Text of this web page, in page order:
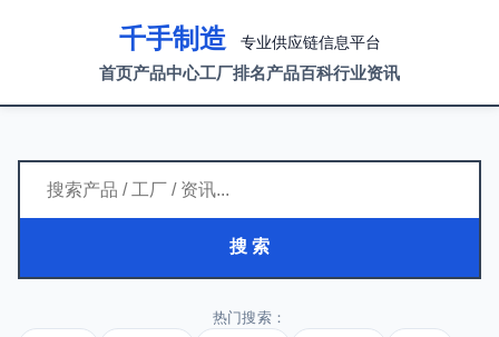
千手制造 专业供应链信息平台
首页产品中心工厂排名产品百科行业资讯
搜 索
热门搜索：